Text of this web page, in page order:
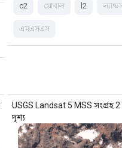
c2 গ্লোবাল l2
এমএসএস
USGS Landsat 5 MSS সংগ্রহ 2
দৃশ্য